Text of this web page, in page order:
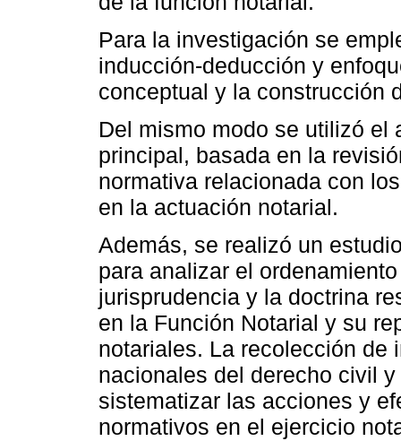
Para la investigación se
inducción-deducción y
conceptual y la construcción
Del mismo modo se utilizó el
principal, basada en la
normativa relacionada con
en la actuación notarial.
Además, se realizó un
para analizar el
jurisprudencia y la doctrina
en la Función Notarial y su
notariales. La recolección de
nacionales del derecho civil
sistematizar las acciones y
normativos en el ejercicio